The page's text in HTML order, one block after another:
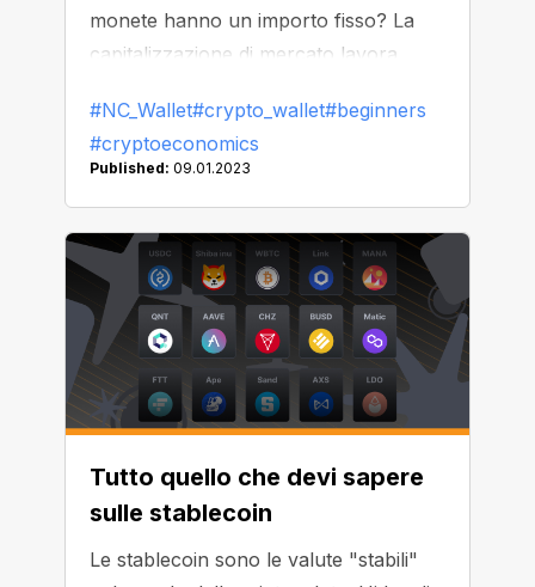
monete hanno un importo fisso? La
capitalizzazione di mercato lavora
caratteristiche. Oggi ne discuteremo
maggiormente nel dettaglio e vedremo
#NC_Wallet#crypto_wallet#beginners
#cryptoeconomics
Published: 09.01.2023
Tutto quello che devi sapere
sulle stablecoin
Le stablecoin sono le valute "stabili"